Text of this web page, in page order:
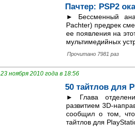
Пачтер: PSP2
► Бессменный
Pachter) предрек
ее появления на
мультимедийных
Прочитано 7981 раз
23 ноября 2010 года в 18:56
50 тайтлов для
► Глава
развитием 3D-
сообщил о том,
тайтлов для